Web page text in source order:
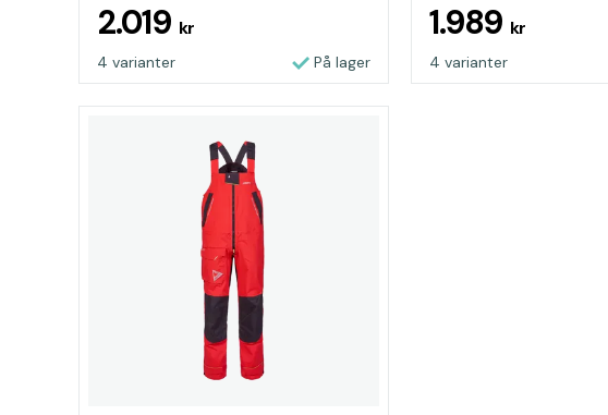
og knæ for ekstra slidstyrke
2.019 kr
4 varianter På lager
og knæ for ekstra
1.989 kr
4 varianter